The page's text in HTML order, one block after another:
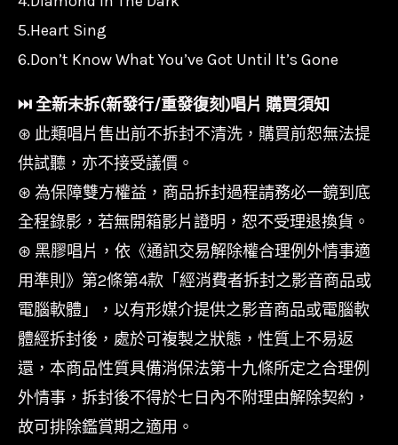
5.Heart Sing
6.Don’t Know What You’ve Got Until It’s Gone
⏭︎ 全新未拆(新發行/重發復刻)唱片 購買須知
⊛ 此類唱片售出前不拆封不清洗，購買前恕無法提
供試聽，亦不接受議價。
⊛ 為保障雙方權益，商品拆封過程請務必一鏡到底
全程錄影，若無開箱影片證明，恕不受理退換貨。
⊛ 黑膠唱片，依《通訊交易解除權合理例外情事適
用準則》第2條第4款「經消費者拆封之影音商品或
電腦軟體」，以有形媒介提供之影音商品或電腦軟
體經拆封後，處於可複製之狀態，性質上不易返
還，本商品性質具備消保法第十九條所定之合理例
外情事，拆封後不得於七日內不附理由解除契約，
故可排除鑑賞期之適用。